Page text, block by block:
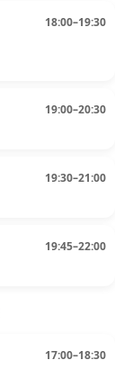
18:00–19:30
19:00–20:30
19:30–21:00
19:45–22:00
17:00–18:30